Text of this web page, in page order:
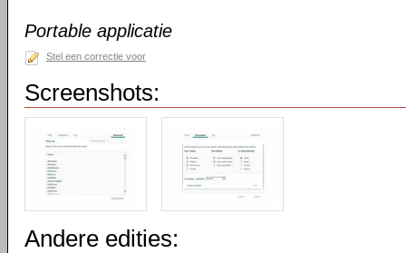
Portable applicatie
Stel een correctie voor
Screenshots:
Andere edities: